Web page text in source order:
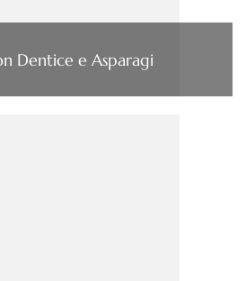
Dentice e Asparagi